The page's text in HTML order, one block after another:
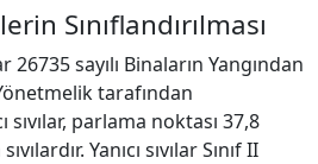
Sınıflandırılması
26735 sayılı Binaların Yangından
tarafından
sıvılar, parlama noktası 37,8
Yanıcı sıvılar Sınıf II